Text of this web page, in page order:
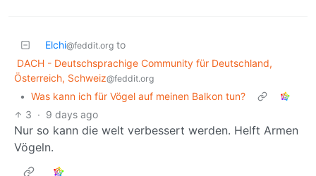
Elchi@feddit.org to
DACH - Deutschsprachige Community für Deutschland,
Österreich, Schweiz@feddit.org
• Was kann ich für Vögel auf meinen Balkon tun?
3 · 9 days ago
Nur so kann die welt verbessert werden. Helft Armen
Vögeln.